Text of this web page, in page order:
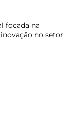
focada na
no setor